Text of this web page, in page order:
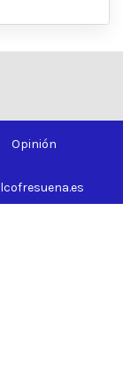
Opinión